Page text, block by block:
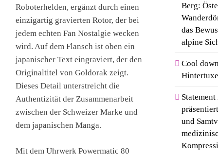
Roboterhelden, ergänzt durch einen
einzigartig gravierten Rotor, der bei
jedem echten Fan Nostalgie wecken
wird. Auf dem Flansch ist oben ein
japanischer Text eingraviert, der den
Originaltitel von Goldorak zeigt.
Dieses Detail unterstreicht die
Authentizität der Zusammenarbeit
zwischen der Schweizer Marke und
dem japanischen Manga.
Mit dem Uhrwerk Powermatic 80
Berg:
das
alpine
Cool
und